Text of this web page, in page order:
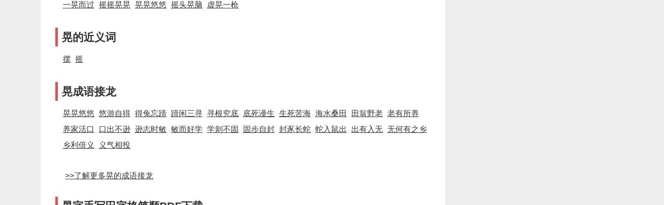
一晃而过 摇摇晃晃 晃晃悠悠 摇头晃脑 虚晃一枪
晃的近义词
摆 摇
晃成语接龙
晃晃悠悠 悠游自得 得兔忘蹄 蹄闲三寻 寻根究底 底死谩生 生死苦海 海水桑田 田翁野老 老有所养
养家活口
口出不逊 逊志时敏 敏而好学 学则不固 固步自封 封豕长蛇 蛇入鼠出 出有入无 无何有之乡
乡利倍义
义气相投
>>了解更多晃的成语接龙